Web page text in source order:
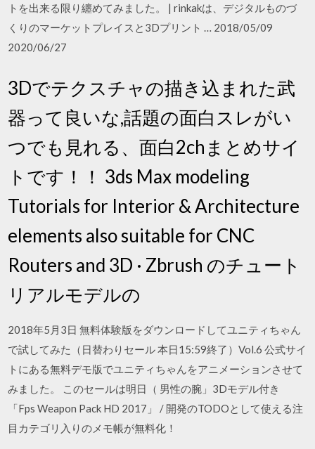
トを出来る限り纏めてみました。 | rinkakは、デジタルものづ
くりのマーケットプレイスと3Dプリント … 2018/05/09
2020/06/27
3Dでテクスチャの描き込まれた武
器って良いな,話題の面白スレがい
つでも見れる、面白2chまとめサイ
トです！！ 3ds Max modeling
Tutorials for Interior & Architecture
elements also suitable for CNC
Routers and 3D · Zbrush のチュート
リアルモデルの
2018年5月3日 無料体験版をダウンロードしてユニティちゃん
で試してみた（日替わりセール 本日15:59終了）Vol.6 公式サイ
トにある無料デモ版でユニティちゃんをアニメーションさせて
みました。 このセールは明日（ 男性の腕」3Dモデル付き
「Fps Weapon Pack HD 2017」 / 開発のTODOとして使える注
目カテゴリ入りのメモ帳が無料化！